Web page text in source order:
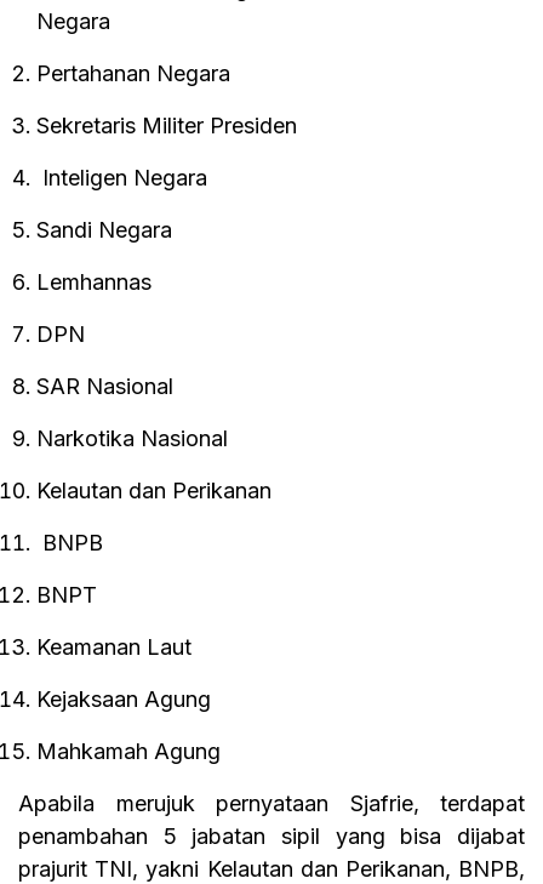
Negara
Pertahanan Negara
Sekretaris Militer Presiden
Inteligen Negara
Sandi Negara
Lemhannas
DPN
SAR Nasional
Narkotika Nasional
Kelautan dan Perikanan
BNPB
BNPT
Keamanan Laut
Kejaksaan Agung
Mahkamah Agung
Apabila merujuk pernyataan Sjafrie, terdapat
penambahan 5 jabatan sipil yang bisa dijabat
prajurit TNI, yakni Kelautan dan Perikanan, BNPB,